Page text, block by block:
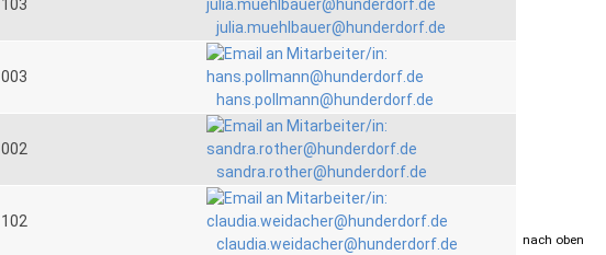
103
julia.muehlbauer@hunderdorf.de
003
hans.pollmann@hunderdorf.de
002
sandra.rother@hunderdorf.de
102
claudia.weidacher@hunderdorf.de
drucken nach oben